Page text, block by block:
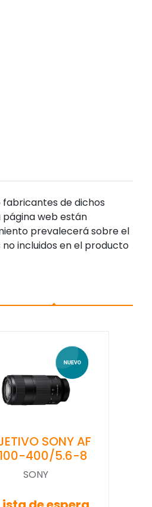
de dichos
web están
prevalecerá sobre el
incluidos en el producto
SONY AF
100-400/5.6-8
SONY